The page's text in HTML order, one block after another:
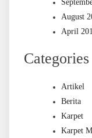
August
April
Categories
Artikel
Berita
Karpet
Karpet